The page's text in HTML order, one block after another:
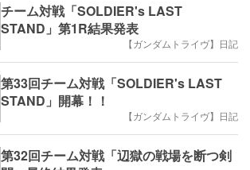
チーム対戦「SOLDIER's LAST
STAND」第1R結果発表
【ガンダムトライヴ】日記
第33回チーム対戦「SOLDIER's LAST
STAND」開幕！！
【ガンダムトライヴ】日記
第32回チーム対戦「辺獄の戦場を断つ剣